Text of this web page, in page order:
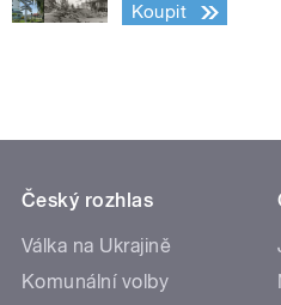
Koupit
Český rozhlas
Válka na Ukrajině
Komunální volby